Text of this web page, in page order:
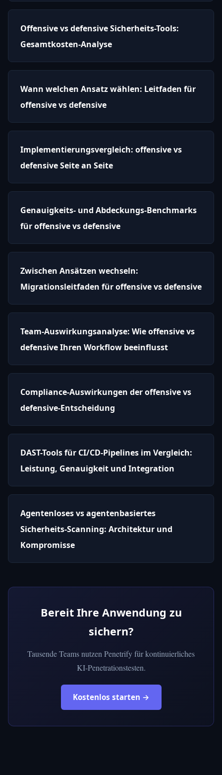
Offensive vs defensive Sicherheits-Tools:
Gesamtkosten-Analyse
Wann welchen Ansatz wählen: Leitfaden für
offensive vs defensive
Implementierungsvergleich: offensive vs
defensive Seite an Seite
Genauigkeits- und Abdeckungs-Benchmarks
für offensive vs defensive
Zwischen Ansätzen wechseln:
Migrationsleitfaden für offensive vs defensive
Team-Auswirkungsanalyse: Wie offensive vs
defensive Ihren Workflow beeinflusst
Compliance-Auswirkungen der offensive vs
defensive-Entscheidung
DAST-Tools für CI/CD-Pipelines im Vergleich:
Leistung, Genauigkeit und Integration
Agentenloses vs agentenbasiertes
Sicherheits-Scanning: Architektur und
Kompromisse
Bereit Ihre Anwendung zu
sichern?
Tausende Teams nutzen Penetrify für kontinuierliches
KI-Penetrationstesten.
Kostenlos starten →